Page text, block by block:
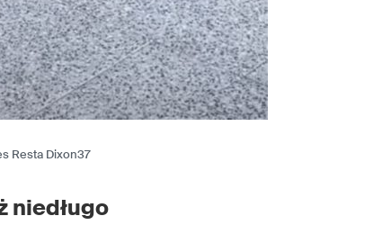
Resta Dixon37
niedługo